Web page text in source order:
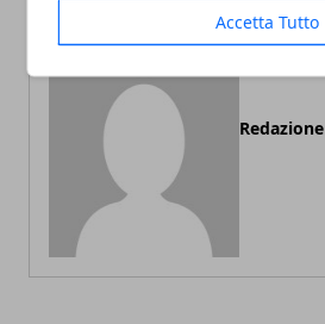
Accetta Tutto
Redazione